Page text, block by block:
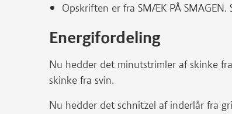
Opskriften er fra SMÆK PÅ SMAGEN.
Energifordeling
Nu hedder det minutstrimler af skinke
skinke fra svin.
Nu hedder det schnitzel af inderlår fra